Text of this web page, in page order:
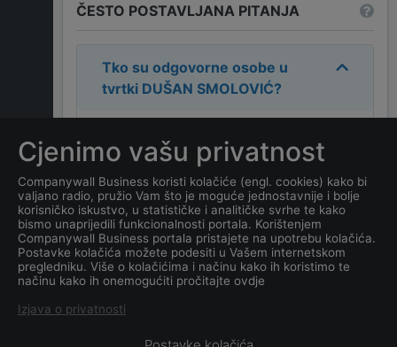
ČESTO POSTAVLJANA PITANJA
Tko su odgovorne osobe u
tvrtki DUŠAN SMOLOVIĆ?
DUŠAN SMOLOVIĆ.
Koja je adresa tvrtke DUŠAN
SMOLOVIĆ?
Koji je datum osnivanja
tvrtkeDUŠAN SMOLOVIĆ
Cjenimo vašu privatnost
Companywall Business koristi kolačiće (engl. cookies) kako bi
valjano radio, pružio Vam što je moguće jednostavnije i bolje
korisničko iskustvo, u statističke i analitičke svrhe te kako
bismo unaprijedili funkcionalnosti portala. Korištenjem
Companywall Business portala pristajete na upotrebu kolačića.
Postavke kolačića možete podesiti u Vašem internetskom
pregledniku. Više o kolačićima i načinu kako ih koristimo te
načinu kako ih onemogućiti pročitajte ovdje
Izjava o privatnosti